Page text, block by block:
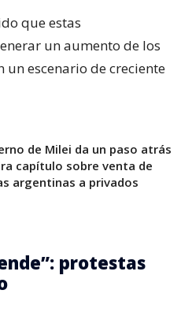
que estas
un aumento de los
un escenario de creciente
de Milei da un paso atrás
capítulo sobre venta de
argentinas a privados
protestas